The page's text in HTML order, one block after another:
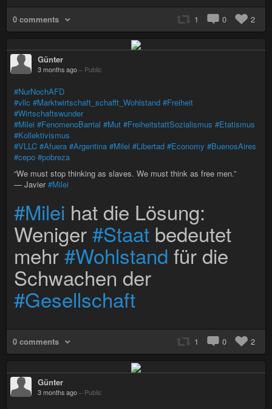
0 comments 1 0 2
Günter
3 months ago – Public
#NurNochAFD
#vllc #Marktwirtschaft_schafft_Wohlstand #Freiheit
#Wirtschaftswunder
#Milei #FenomenoBarrial #Mut #FreiheitstattSozialismus #Etatismus
#Kollektivismus
#VLLC #Afuera #Argentina #Milei #Libertad #Economy #BuenosAires
#cepo #pobreza
“We must stop thinking as slaves. We must think as free men.”
— Javier#Milei
#Milei hat die Lösung:
Weniger#Staat bedeutet
mehr#Wohlstand für die
Schwachen der
#Gesellschaft
0 comments 1 0 2
Günter
3 months ago – Public